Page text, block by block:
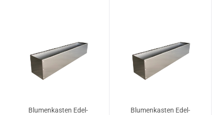
Blu­men­kas­ten Edel­
Blu­men­kas­ten Edel­